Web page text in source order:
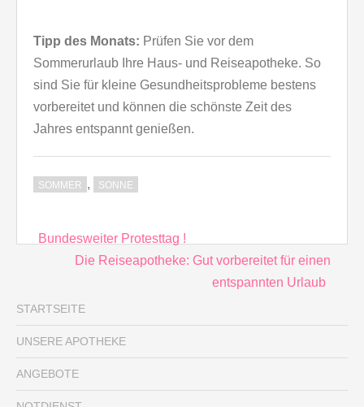
Tipp des Monats: Prüfen Sie vor dem
Sommerurlaub Ihre Haus- und Reiseapotheke. So
sind Sie für kleine Gesundheitsprobleme bestens
vorbereitet und können die schönste Zeit des
Jahres entspannt genießen.
SOMMER , SONNE
Beitragsnavigation
Bundesweiter Protesttag !
Die Reiseapotheke: Gut vorbereitet für einen
entspannten Urlaub
STARTSEITE
UNSERE APOTHEKE
ANGEBOTE